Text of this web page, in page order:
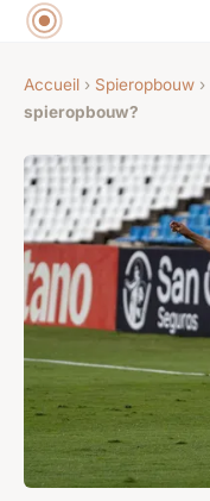
Accueil › Spieropbouw ›
spieropbouw?